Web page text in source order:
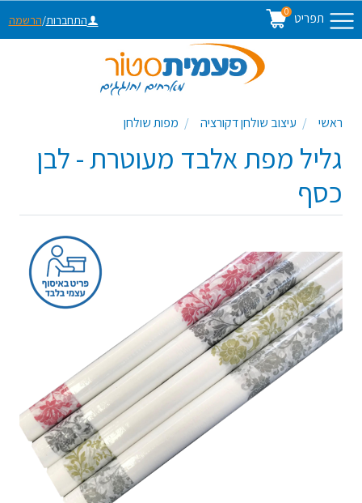
תפריט 0
התחברות/הרשמה
ראשי עיצוב שולחן דקורציה מפות שולחן
גליל מפת אלבד מעוטרת - לבן
כסף